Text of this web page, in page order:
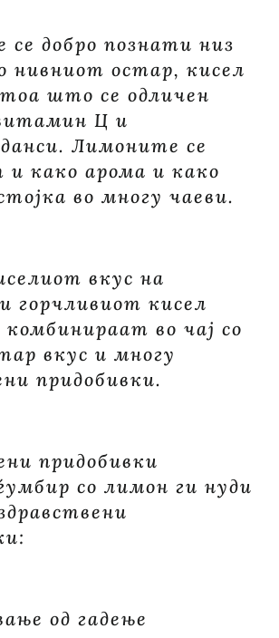
добро познати низ
нивниот остар, кисел
што се одличен
Ц и
Лимоните се
како арома и како
во многу чаеви.
вкус на
горчливиот кисел
комбинираат во чај со
вкус и многу
придобивки.
придобивки
со лимон ги нуди
од гадење